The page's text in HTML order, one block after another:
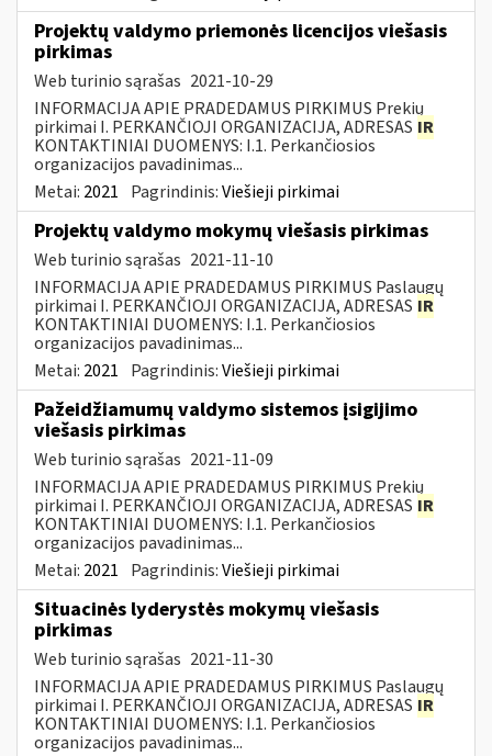
Projektų valdymo priemonės licencijos viešasis
pirkimas
Web turinio sąrašas 2021-10-29
INFORMACIJA APIE PRADEDAMUS PIRKIMUS Prekių
pirkimai I. PERKANČIOJI ORGANIZACIJA, ADRESAS IR
KONTAKTINIAI DUOMENYS: I.1. Perkančiosios
organizacijos pavadinimas...
Metai: 2021 Pagrindinis:Viešieji pirkimai
Projektų valdymo mokymų viešasis pirkimas
Web turinio sąrašas 2021-11-10
INFORMACIJA APIE PRADEDAMUS PIRKIMUS Paslaugų
pirkimai I. PERKANČIOJI ORGANIZACIJA, ADRESAS IR
KONTAKTINIAI DUOMENYS: I.1. Perkančiosios
organizacijos pavadinimas...
Metai: 2021 Pagrindinis:Viešieji pirkimai
Pažeidžiamumų valdymo sistemos įsigijimo
viešasis pirkimas
Web turinio sąrašas 2021-11-09
INFORMACIJA APIE PRADEDAMUS PIRKIMUS Prekių
pirkimai I. PERKANČIOJI ORGANIZACIJA, ADRESAS IR
KONTAKTINIAI DUOMENYS: I.1. Perkančiosios
organizacijos pavadinimas...
Metai: 2021 Pagrindinis:Viešieji pirkimai
Situacinės lyderystės mokymų viešasis
pirkimas
Web turinio sąrašas 2021-11-30
INFORMACIJA APIE PRADEDAMUS PIRKIMUS Paslaugų
pirkimai I. PERKANČIOJI ORGANIZACIJA, ADRESAS IR
KONTAKTINIAI DUOMENYS: I.1. Perkančiosios
organizacijos pavadinimas...